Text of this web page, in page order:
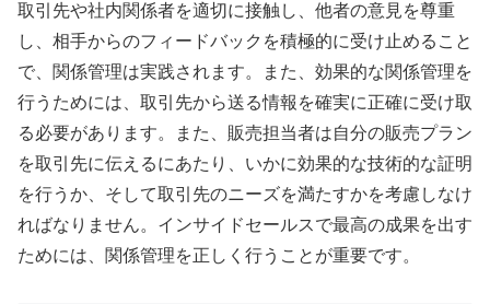
取引先や社内関係者を適切に接触し、他者の意見を尊重
し、相手からのフィードバックを積極的に受け止めること
で、関係管理は実践されます。また、効果的な関係管理を
行うためには、取引先から送る情報を確実に正確に受け取
る必要があります。また、販売担当者は自分の販売プラン
を取引先に伝えるにあたり、いかに効果的な技術的な証明
を行うか、そして取引先のニーズを満たすかを考慮しなけ
ればなりません。インサイドセールスで最高の成果を出す
ためには、関係管理を正しく行うことが重要です。